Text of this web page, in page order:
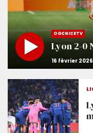
OGCNICETV
Lyon 2-0